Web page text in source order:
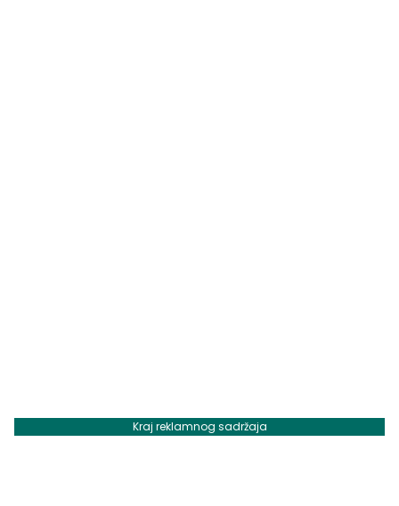
Kraj reklamnog sadržaja